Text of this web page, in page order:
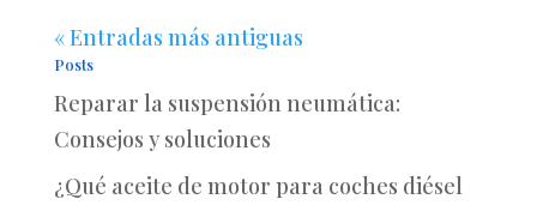
« Entradas más antiguas
Posts
Reparar la suspensión neumática:
Consejos y soluciones
¿Qué aceite de motor para coches diésel